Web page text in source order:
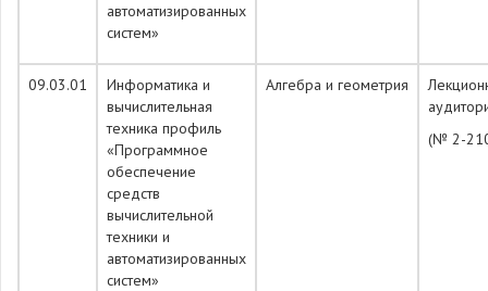
автоматизированных
систем»
09.03.01
Информатика и
вычислительная
техника профиль
«Программное
обеспечение
средств
вычислительной
техники и
автоматизированных
систем»
Алгебра и геометрия
(№ 2-